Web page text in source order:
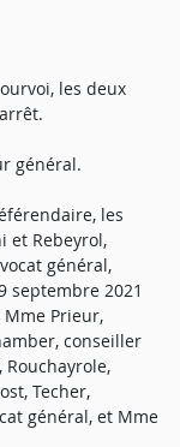
les deux
général.
les
et Rebeyrol,
général,
septembre 2021
Prieur,
conseiller
Rouchayrole,
Techer,
général, et Mme